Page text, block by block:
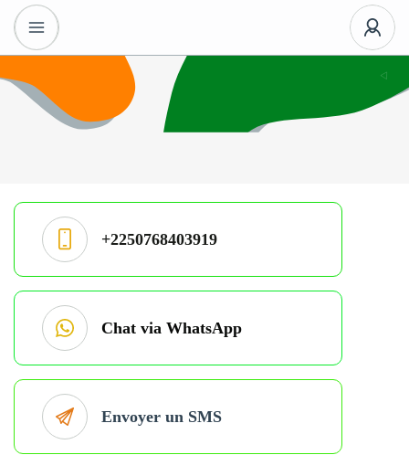
+2250768403919
Chat via WhatsApp
Envoyer un SMS